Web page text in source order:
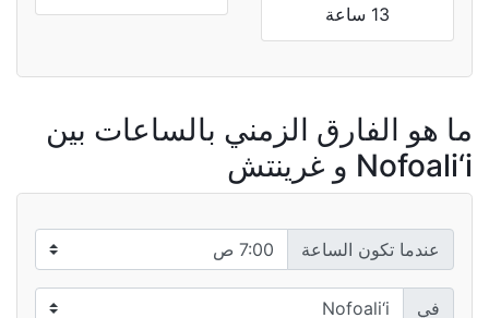
13 ساعة
ما هو الفارق الزمني بالساعات بين
Nofoali‘i و غرينتش
عندما تكون الساعة
في